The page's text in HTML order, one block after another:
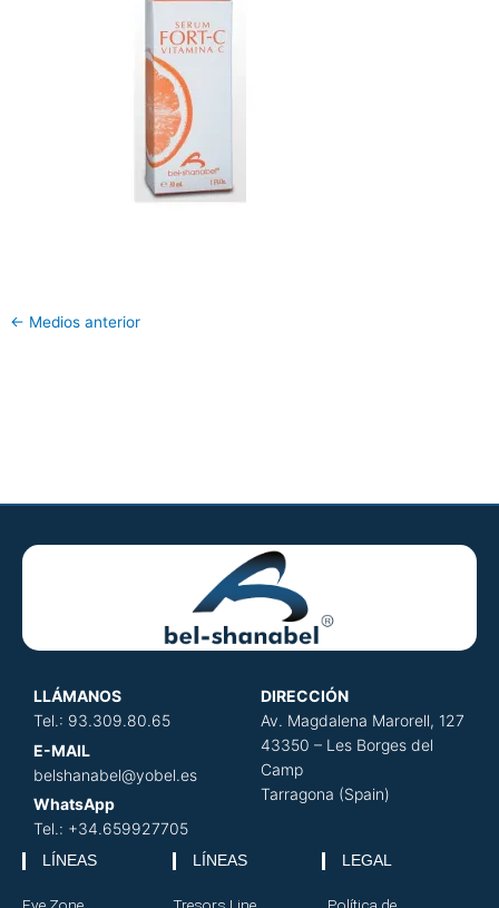
← Medios anterior
LLÁMANOS
Tel.: 93.309.80.65
E-MAIL
belshanabel@yobel.es
WhatsApp
Tel.: +34.659927705
DIRECCIÓN
Av. Magdalena Marorell, 127
43350 – Les Borges del
Camp
Tarragona (Spain)
LÍNEAS LÍNEAS LEGAL